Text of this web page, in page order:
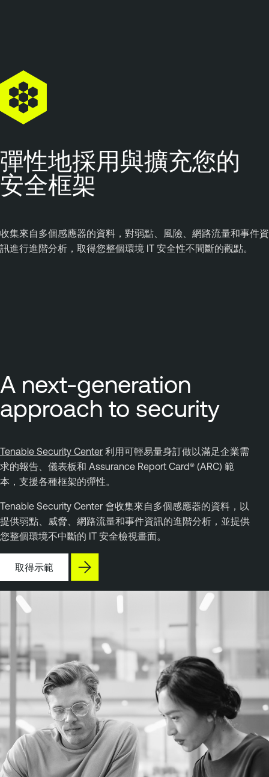
彈性地採用與擴充您的
安全框架
收集來自多個感應器的資料，對弱點、風險、網路流量和事件資
訊進行進階分析，取得您整個環境 IT 安全性不間斷的觀點。
A next-generation
approach to security
Tenable Security Center 利用可輕易量身訂做以滿足企業需
求的報告、儀表板和 Assurance Report Card® (ARC) 範
本，支援各種框架的彈性。
Tenable Security Center 會收集來自多個感應器的資料，以
提供弱點、威脅、網路流量和事件資訊的進階分析，並提供
您整個環境不中斷的 IT 安全檢視畫面。
取得示範